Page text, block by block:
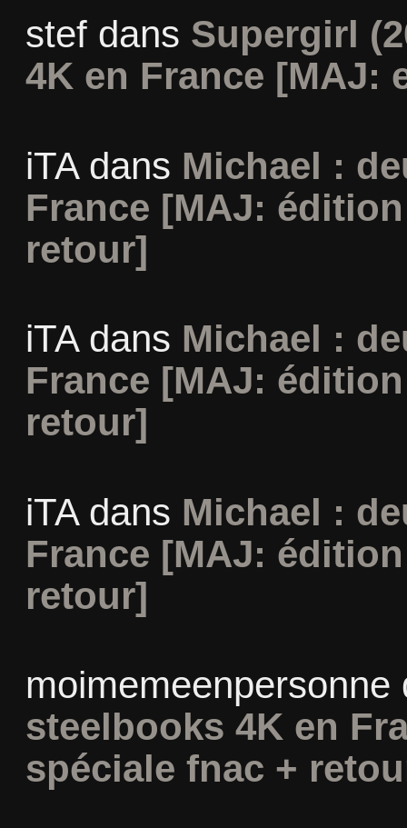
stefdans Supergirl
4K en France [MAJ:
iTAdans Michael :
France [MAJ:
retour]
iTAdans Michael :
France [MAJ:
retour]
iTAdans Michael :
France [MAJ:
retour]
moimemeenpersonne
steelbooks 4K en
spéciale fnac +